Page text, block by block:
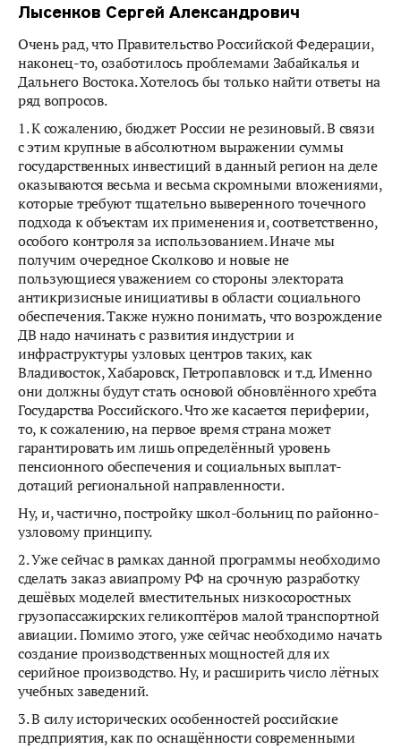
Лысенков Сергей Александрович
Очень рад, что Правительство Российской Федерации,
наконец-то, озаботилось проблемами Забайкалья и
Дальнего Востока. Хотелось бы только найти ответы на
ряд вопросов.
1. К сожалению, бюджет России не резиновый. В связи
с этим крупные в абсолютном выражении суммы
государственных инвестиций в данный регион на деле
оказываются весьма и весьма скромными вложениями,
которые требуют тщательно выверенного точечного
подхода к объектам их применения и, соответственно,
особого контроля за использованием. Иначе мы
получим очередное Сколково и новые не
пользующиеся уважением со стороны электората
антикризисные инициативы в области социального
обеспечения. Также нужно понимать, что возрождение
ДВ надо начинать с развития индустрии и
инфраструктуры узловых центров таких, как
Владивосток, Хабаровск, Петропавловск и т.д. Именно
они должны будут стать основой обновлённого хребта
Государства Российского. Что же касается периферии,
то, к сожалению, на первое время страна может
гарантировать им лишь определённый уровень
пенсионного обеспечения и социальных выплат-
дотаций региональной направленности.
Ну, и, частично, постройку школ-больниц по районно-
узловому принципу.
2. Уже сейчас в рамках данной программы необходимо
сделать заказ авиапрому РФ на срочную разработку
дешёвых моделей вместительных низкосоростных
грузопассажирских геликоптёров малой транспортной
авиации. Помимо этого, уже сейчас необходимо начать
создание производственных мощностей для их
серийное производство. Ну, и расширить число лётных
учебных заведений.
3. В силу исторических особенностей российские
предприятия, как по оснащённости современными